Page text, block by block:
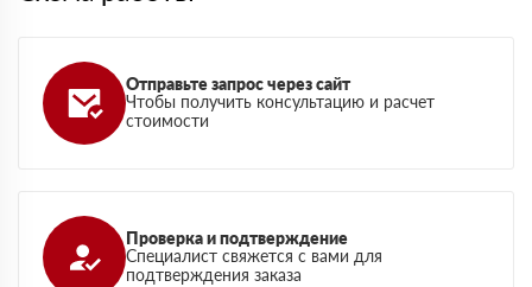
Отправьте запрос через сайт
Чтобы получить консультацию и расчет
стоимости
Проверка и подтверждение
Специалист свяжется с вами для
подтверждения заказа